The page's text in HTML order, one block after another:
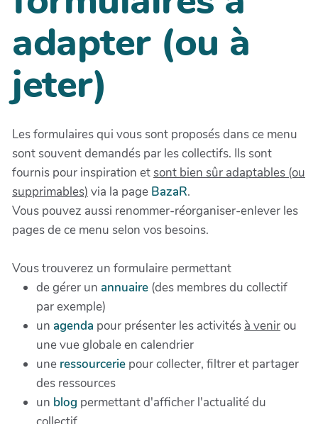
adapter (ou à
jeter)
Les formulaires qui vous sont proposés dans ce menu
sont souvent demandés par les collectifs. Ils sont
fournis pour inspiration etsont bien sûr adaptables (ou
supprimables) via la page BazaR.
Vous pouvez aussi renommer-réorganiser-enlever les
pages de ce menu selon vos besoins.
Vous trouverez un formulaire permettant
de gérer un annuaire (des membres du collectif
par exemple)
un agenda pour présenter les activités à venirou
une vue globale en calendrier
une ressourcerie pour collecter, filtrer et partager
des ressources
un blog permettant d'afficher l'actualité du